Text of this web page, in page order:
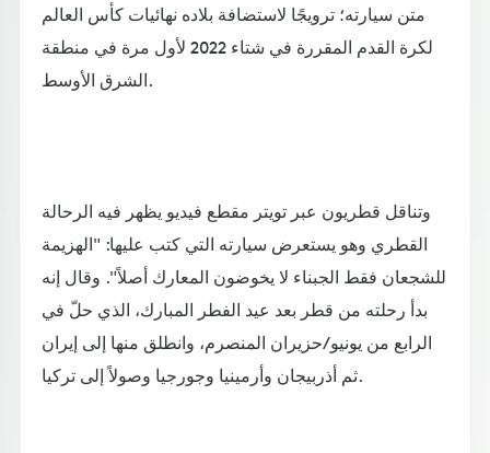
متن سيارته؛ ترويجًا لاستضافة بلاده نهائيات كأس العالم
لكرة القدم المقررة في شتاء 2022 لأول مرة في منطقة
الشرق الأوسط.
وتناقل قطريون عبر تويتر مقطع فيديو يظهر فيه الرحالة
القطري وهو يستعرض سيارته التي كتب عليها: "الهزيمة
للشجعان فقط الجبناء لا يخوضون المعارك أصلاً". وقال إنه
بدأ رحلته من قطر بعد عيد الفطر المبارك، الذي حلّ في
الرابع من يونيو/حزيران المنصرم، وانطلق منها إلى إيران
ثم أذربيجان وأرمينيا وجورجيا وصولاً إلى تركيا.